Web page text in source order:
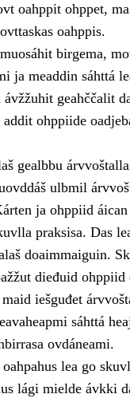
oahppit ohppet,
oahppis.
birgema,
ja meaddin sáhttá
ávžžuhit geahččalit
ohppiide
gealbbu
ulbmil
ja ohppiid
praksisa. Das
doaimmaiguin.
dieđuid
iešguđet
sáhttá
ovdáneami.
lea go
lági mielde ávkki